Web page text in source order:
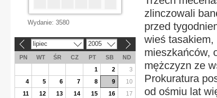
zlinczowali
przed
wieś tasakiem,
mieszkańców,
mężczyzn ze
Prokuratura
od ośmiu lat
Wydanie: 3580
lipiec 2005
PN WT ŚR CZ PT SB
ND
1
2
3
4
5 6 7 8 9
10
11
12 13 14 15 16
17